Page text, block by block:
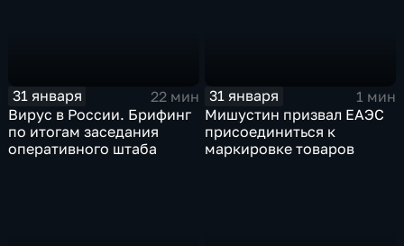
31 января
22 мин
Вирус в России. Брифинг
по итогам заседания
оперативного штаба
31 января
1 мин
Мишустин призвал ЕАЭС
присоединиться к
маркировке товаров